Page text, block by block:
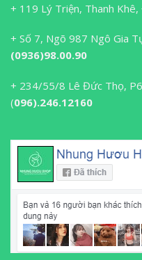
+ 119 Lý Triện, Thanh Khê,
+ Số 7, Ngõ 987 Ngô Gia
(0936)98.00.90
+ 234/55/8 Lê Đức Thọ,
(096).246.12160